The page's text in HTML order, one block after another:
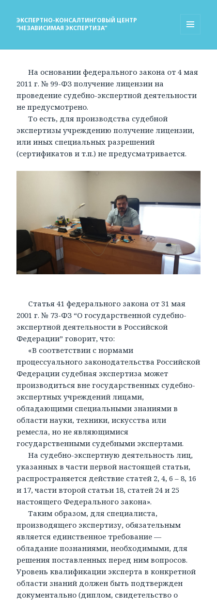
ЭКСПЕРТНО-КОНСАЛТИНГОВЫЙ ЦЕНТР
“НЕЗАВИСИМАЯ ЭКСПЕРТИЗА”
На основании федерального закона от 4 мая
2011 г. № 99-ФЗ получение лицензии на
проведение судебно-экспертной деятельности
не предусмотрено.
То есть, для производства судебной
экспертизы учреждению получение лицензии,
или иных специальных разрешений
(сертификатов и т.п.) не предусматривается.
Статья 41 федерального закона от 31 мая
2001 г. № 73-ФЗ “О государственной судебно-
экспертной деятельности в Российской
Федерации” говорит, что:
«В соответствии с нормами
процессуального законодательства Российской
Федерации судебная экспертиза может
производиться вне государственных судебно-
экспертных учреждений лицами,
обладающими специальными знаниями в
области науки, техники, искусства или
ремесла, но не являющимися
государственными судебными экспертами.
На судебно-экспертную деятельность лиц,
указанных в части первой настоящей статьи,
распространяется действие статей 2, 4, 6 – 8, 16
и 17, части второй статьи 18, статей 24 и 25
настоящего Федерального закона».
Таким образом, для специалиста,
производящего экспертизу, обязательным
является единственное требование —
обладание познаниями, необходимыми, для
решения поставленных перед ним вопросов.
Уровень квалификации эксперта в конкретной
области знаний должен быть подтвержден
документально (диплом, свидетельство о